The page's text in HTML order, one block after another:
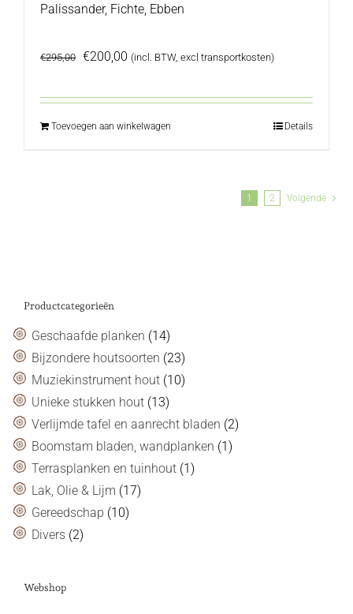
Palissander, Fichte, Ebben
€295,00 Oorspronkelijke
€200,00 Huidige
(incl. BTW, excl transportkosten)
Toevoegen aan winkelwagen Details
1 2 Volgende
Productcategorieën
Geschaafde planken (14)
Bijzondere houtsoorten (23)
Muziekinstrument hout (10)
Unieke stukken hout (13)
Verlijmde tafel en aanrecht bladen (2)
Boomstam bladen, wandplanken (1)
Terrasplanken en tuinhout (1)
Lak, Olie & Lijm (17)
Gereedschap (10)
Divers (2)
Webshop